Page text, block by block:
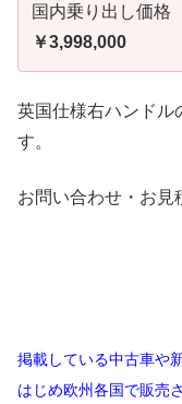
国内乗り出し価格
￥3,998,000
英国仕様右ハンドル
す。
お問い合わせ・お見
掲載している中古車や
はじめ欧州各国で販売